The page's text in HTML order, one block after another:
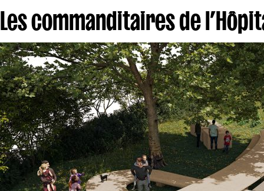
Les commanditaires de